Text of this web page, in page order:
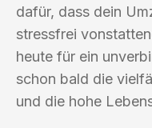
dafür, dass dein
stressfrei
heute für ein
schon bald die
und die hohe